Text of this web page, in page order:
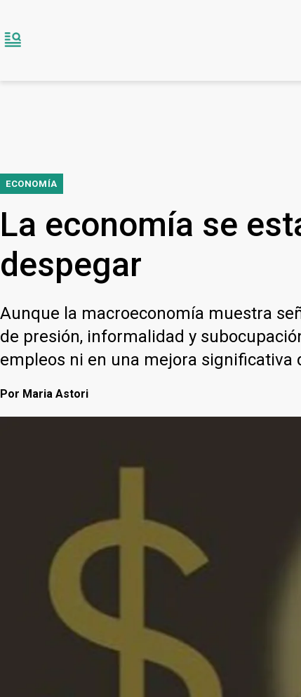
ECONOMÍA
La economía se
despegar
Aunque la macroeconomía muestra
de presión, informalidad y
empleos ni en una mejora significativa
Por Maria Astori